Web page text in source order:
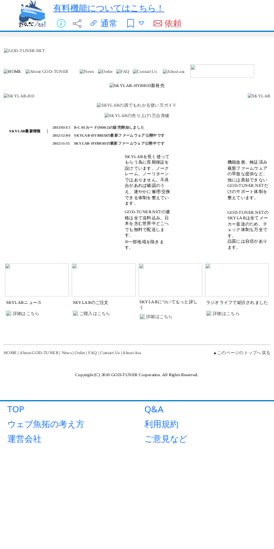
有料機能についてはこちら！
通常
依頼
TOP
Q&A
ウェブ魚拓の考え方
利用規約
運営会社
ご意見など